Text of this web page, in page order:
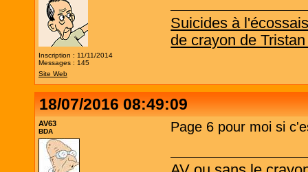
Inscription : 11/11/2014
Messages : 145
Site Web
Suicides à
de crayon de
18/07/2016 08:49:09
AV63
BDA Page 6 pour moi si